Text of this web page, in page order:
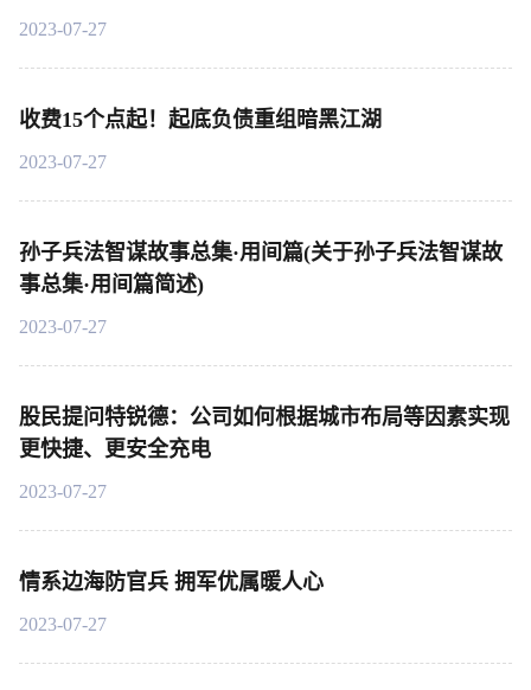
2023-07-27
收费15个点起！起底负债重组暗黑江湖
2023-07-27
孙子兵法智谋故事总集·用间篇(关于孙子兵法智谋故
事总集·用间篇简述)
2023-07-27
股民提问特锐德：公司如何根据城市布局等因素实现
更快捷、更安全充电
2023-07-27
情系边海防官兵 拥军优属暖人心
2023-07-27